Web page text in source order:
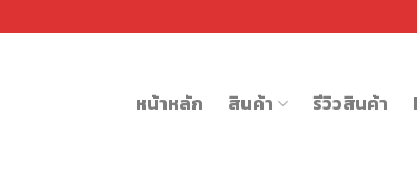
หน้าหลัก สินค้า รีวิวสินค้า